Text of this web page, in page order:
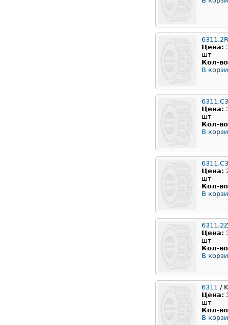
Цена:
шт
Кол-
В
6311.C3
Цена:
шт
Кол-
В
Цена:
шт
Кол-
В
6311.2Z
Цена:
шт
Кол-
В
6311 /
Цена:
шт
Кол-
В